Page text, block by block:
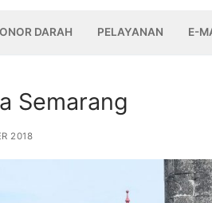
DARAH PELAYANAN E-
Semarang
2018